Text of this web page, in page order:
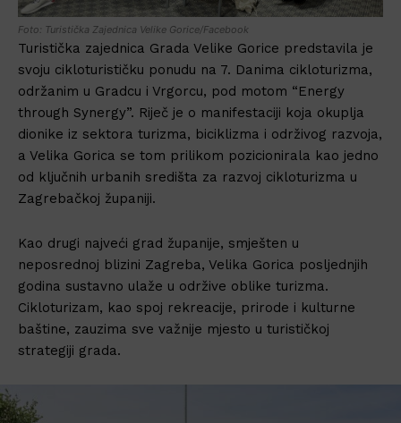
Foto: Turistička Zajednica Velike Gorice/Facebook
Turistička zajednica Grada Velike Gorice predstavila je
svoju cikloturističku ponudu na 7. Danima cikloturizma,
održanim u Gradcu i Vrgorcu, pod motom “Energy
through Synergy”. Riječ je o manifestaciji koja okuplja
dionike iz sektora turizma, biciklizma i održivog razvoja,
a Velika Gorica se tom prilikom pozicionirala kao jedno
od ključnih urbanih središta za razvoj cikloturizma u
Zagrebačkoj županiji.
Kao drugi najveći grad županije, smješten u
neposrednoj blizini Zagreba, Velika Gorica posljednjih
godina sustavno ulaže u održive oblike turizma.
Cikloturizam, kao spoj rekreacije, prirode i kulturne
baštine, zauzima sve važnije mjesto u turističkoj
strategiji grada.